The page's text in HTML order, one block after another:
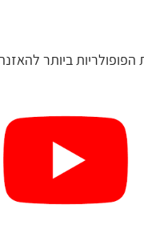
הפופולריות ביותר